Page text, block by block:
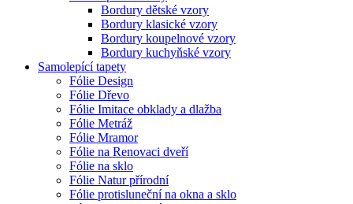
Bordury dětské vzory
Bordury klasické vzory
Bordury koupelnové vzory
Bordury kuchyňské vzory
Samolepící tapety
Fólie Design
Fólie Dřevo
Fólie Imitace obklady a dlažba
Fólie Metráž
Fólie Mramor
Fólie na Renovaci dveří
Fólie na sklo
Fólie Natur přírodní
Fólie protisluneční na okna a sklo